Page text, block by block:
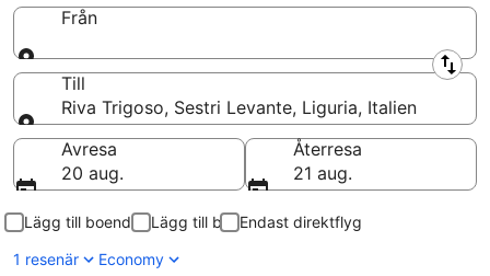
Från
Från
Till
Riva Trigoso, Sestri Levante, Liguria, Italien
Till
Avresa
20 aug.
Återresa
21 aug.
Lägg till boende Lägg till bil
Endast direktflyg
1 resenär
Economy